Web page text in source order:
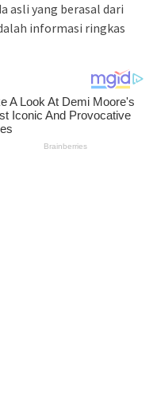
asli yang berasal dari
informasi ringkas